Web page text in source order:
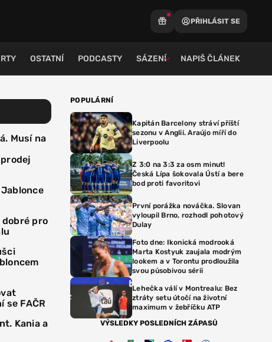
PŘIHLÁSIT SE
OSTATNÍ PODCASTY SÁZENÍ NAPIŠ ČLÁNEK
Musí na
dobré pro
se FAČR
Kania a
POPULÁRNÍ
Kapitán Barcelony stráví příští
sezonu v Anglii. Araújo míří do
Liverpoolu
Z 3:0 na 3:3 za osm minut!
Česká Lípa šokovala Ústí a bere
bod proti favoritovi
První porážka nováčka. Slovan
vyloupil Brno, rozhodl pohotový
Dulay
Foto dne: Ikonická modrooká
Marta Kostyuk zaujala modrým
lookem a v Torontu prodloužila
svou působivou sérii
Lehečka válí v Montrealu: Bez
ztráty setu útočí na životní
maximum v žebříčku ATP
VÝSLEDKY POSLEDNÍCH ZÁPASŮ